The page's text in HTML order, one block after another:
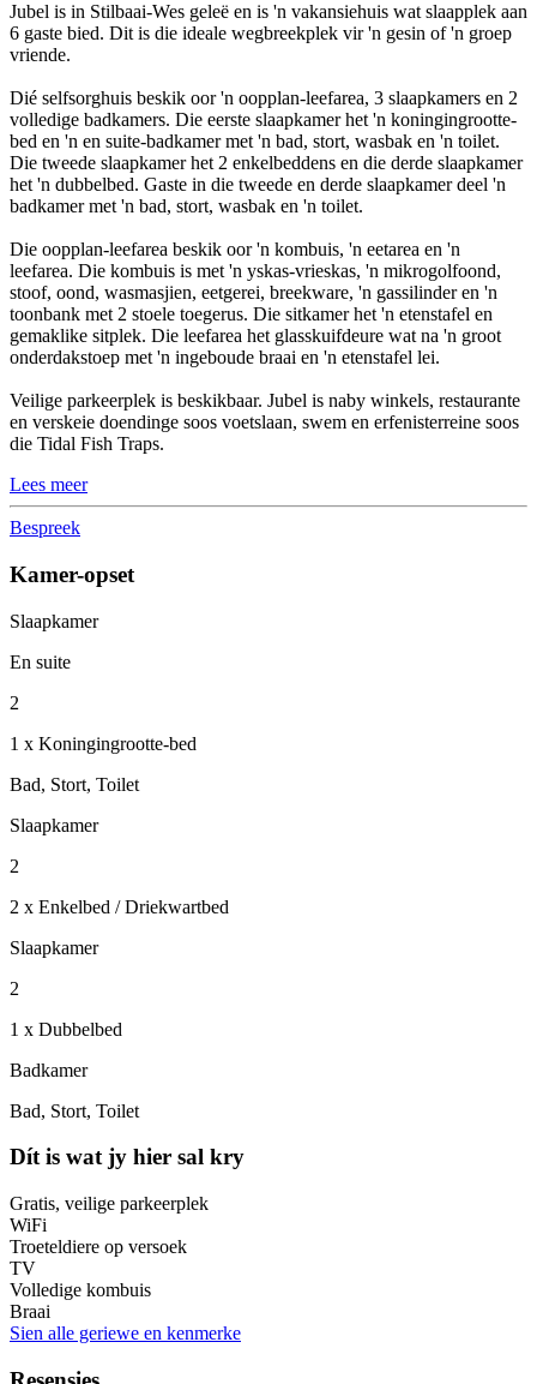
Jubel is in Stilbaai-Wes geleë en is 'n vakansiehuis wat slaapplek aan
6 gaste bied. Dit is die ideale wegbreekplek vir 'n gesin of 'n groep
vriende.
Dié selfsorghuis beskik oor 'n oopplan-leefarea, 3 slaapkamers en 2
volledige badkamers. Die eerste slaapkamer het 'n koningingrootte-
bed en 'n en suite-badkamer met 'n bad, stort, wasbak en 'n toilet.
Die tweede slaapkamer het 2 enkelbeddens en die derde slaapkamer
het 'n dubbelbed. Gaste in die tweede en derde slaapkamer deel 'n
badkamer met 'n bad, stort, wasbak en 'n toilet.
Die oopplan-leefarea beskik oor 'n kombuis, 'n eetarea en 'n
leefarea. Die kombuis is met 'n yskas-vrieskas, 'n mikrogolfoond,
stoof, oond, wasmasjien, eetgerei, breekware, 'n gassilinder en 'n
toonbank met 2 stoele toegerus. Die sitkamer het 'n etenstafel en
gemaklike sitplek. Die leefarea het glasskuifdeure wat na 'n groot
onderdakstoep met 'n ingeboude braai en 'n etenstafel lei.
Veilige parkeerplek is beskikbaar. Jubel is naby winkels, restaurante
en verskeie doendinge soos voetslaan, swem en erfenisterreine soos
die Tidal Fish Traps.
Lees meer
Bespreek
Kamer-opset
Slaapkamer
En suite
2
1 x Koningingrootte-bed
Bad, Stort, Toilet
Slaapkamer
2
2 x Enkelbed / Driekwartbed
Slaapkamer
2
1 x Dubbelbed
Badkamer
Bad, Stort, Toilet
Dít is wat jy hier sal kry
Gratis, veilige parkeerplek
WiFi
Troeteldiere op versoek
TV
Volledige kombuis
Braai
Sien alle geriewe en kenmerke